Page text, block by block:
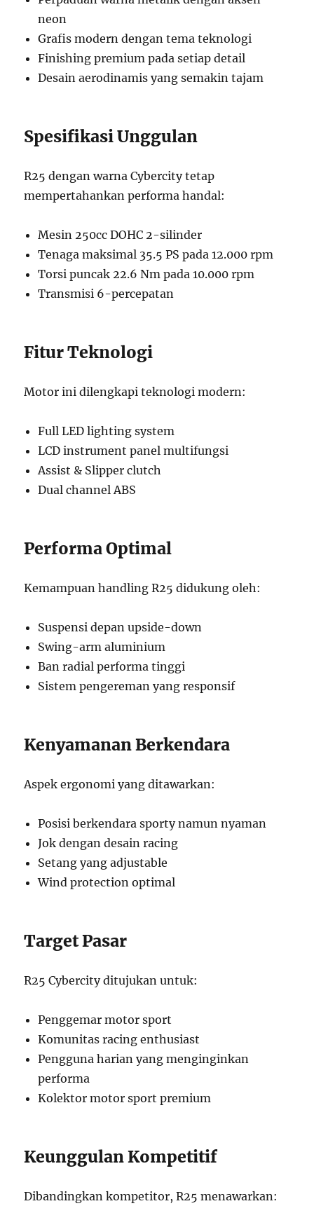
neon
Grafis modern dengan tema teknologi
Finishing premium pada setiap detail
Desain aerodinamis yang semakin tajam
Spesifikasi Unggulan
R25 dengan warna Cybercity tetap
mempertahankan performa handal:
Mesin 250cc DOHC 2-silinder
Tenaga maksimal 35.5 PS pada 12.000 rpm
Torsi puncak 22.6 Nm pada 10.000 rpm
Transmisi 6-percepatan
Fitur Teknologi
Motor ini dilengkapi teknologi modern:
Full LED lighting system
LCD instrument panel multifungsi
Assist & Slipper clutch
Dual channel ABS
Performa Optimal
Kemampuan handling R25 didukung oleh:
Suspensi depan upside-down
Swing-arm aluminium
Ban radial performa tinggi
Sistem pengereman yang responsif
Kenyamanan Berkendara
Aspek ergonomi yang ditawarkan:
Posisi berkendara sporty namun nyaman
Jok dengan desain racing
Setang yang adjustable
Wind protection optimal
Target Pasar
R25 Cybercity ditujukan untuk:
Penggemar motor sport
Komunitas racing enthusiast
Pengguna harian yang menginginkan
performa
Kolektor motor sport premium
Keunggulan Kompetitif
Dibandingkan kompetitor, R25 menawarkan: